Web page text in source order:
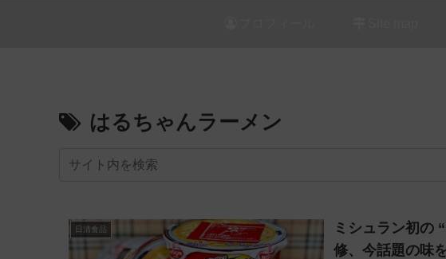
はるちゃんラーメン
日清食品
ミシュラン初の
修、今話題の味